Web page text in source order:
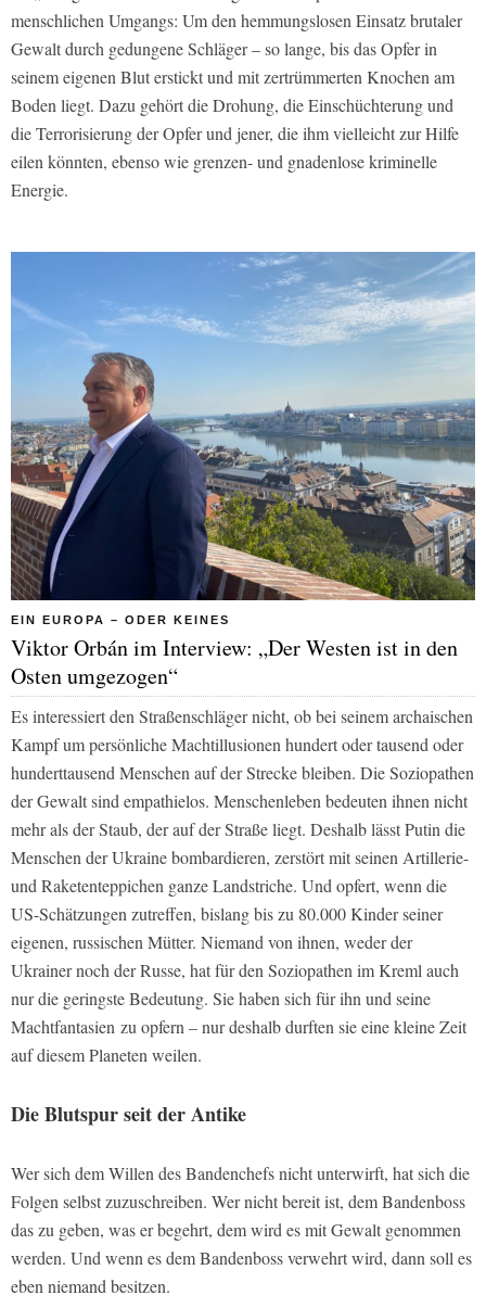
menschlichen Umgangs: Um den hemmungslosen Einsatz brutaler
Gewalt durch gedungene Schläger – so lange, bis das Opfer in
seinem eigenen Blut erstickt und mit zertrümmerten Knochen am
Boden liegt. Dazu gehört die Drohung, die Einschüchterung und
die Terrorisierung der Opfer und jener, die ihm vielleicht zur Hilfe
eilen könnten, ebenso wie grenzen- und gnadenlose kriminelle
Energie.
EIN EUROPA – ODER KEINES
Viktor Orbán im Interview: „Der Westen ist in den
Osten umgezogen“
Es interessiert den Straßenschläger nicht, ob bei seinem archaischen
Kampf um persönliche Machtillusionen hundert oder tausend oder
hunderttausend Menschen auf der Strecke bleiben. Die Soziopathen
der Gewalt sind empathielos. Menschenleben bedeuten ihnen nicht
mehr als der Staub, der auf der Straße liegt. Deshalb lässt Putin die
Menschen der Ukraine bombardieren, zerstört mit seinen Artillerie-
und Raketenteppichen ganze Landstriche. Und opfert, wenn die
US-Schätzungen zutreffen, bislang bis zu 80.000 Kinder seiner
eigenen, russischen Mütter. Niemand von ihnen, weder der
Ukrainer noch der Russe, hat für den Soziopathen im Kreml auch
nur die geringste Bedeutung. Sie haben sich für ihn und seine
Machtfantasien zu opfern – nur deshalb durften sie eine kleine Zeit
auf diesem Planeten weilen.
Die Blutspur seit der Antike
Wer sich dem Willen des Bandenchefs nicht unterwirft, hat sich die
Folgen selbst zuzuschreiben. Wer nicht bereit ist, dem Bandenboss
das zu geben, was er begehrt, dem wird es mit Gewalt genommen
werden. Und wenn es dem Bandenboss verwehrt wird, dann soll es
eben niemand besitzen.